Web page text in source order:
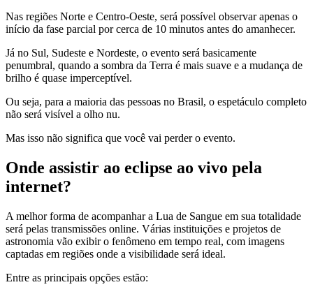
Nas regiões Norte e Centro-Oeste, será possível observar apenas o
início da fase parcial por cerca de 10 minutos antes do amanhecer.
Já no Sul, Sudeste e Nordeste, o evento será basicamente
penumbral, quando a sombra da Terra é mais suave e a mudança de
brilho é quase imperceptível.
Ou seja, para a maioria das pessoas no Brasil, o espetáculo completo
não será visível a olho nu.
Mas isso não significa que você vai perder o evento.
Onde assistir ao eclipse ao vivo pela
internet?
A melhor forma de acompanhar a Lua de Sangue em sua totalidade
será pelas transmissões online. Várias instituições e projetos de
astronomia vão exibir o fenômeno em tempo real, com imagens
captadas em regiões onde a visibilidade será ideal.
Entre as principais opções estão: